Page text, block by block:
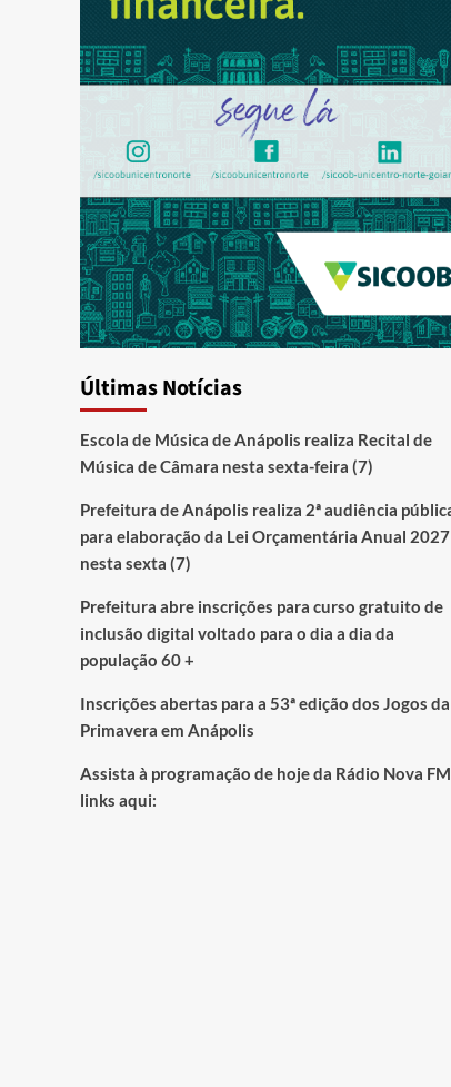
Últimas Notícias
Escola de Música de Anápolis realiza Recital de
Música de Câmara nesta sexta-feira (7)
Prefeitura de Anápolis realiza 2ª audiência
para elaboração da Lei Orçamentária Anual 2027
nesta sexta (7)
Prefeitura abre inscrições para curso gratuito de
inclusão digital voltado para o dia a dia da
população 60 +
Inscrições abertas para a 53ª edição dos Jogos da
Primavera em Anápolis
Assista à programação de hoje da Rádio Nova
links aqui: